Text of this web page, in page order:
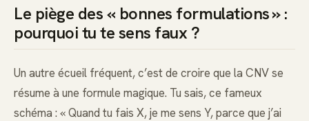
Le piège des « bonnes formulations » :
pourquoi tu te sens faux ?
Un autre écueil fréquent, c’est de croire que la CNV se
résume à une formule magique. Tu sais, ce fameux
schéma : « Quand tu fais X, je me sens Y, parce que j’ai